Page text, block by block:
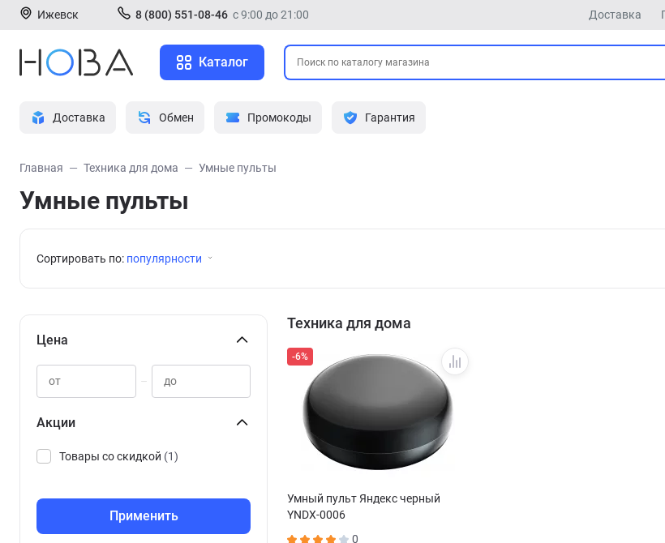
Ижевск 8 (800) 551-08-46 с 9:00 до 21:00 Доставка
Каталог
Доставка Обмен Промокоды Гарантия
Главная Техника для дома Умные пульты
Умные пульты
Сортировать по: популярности
Цена
–
Акции
Товары со скидкой (1)
Техника для дома
-6%
Умный пульт Яндекс черный
YNDX-0006
0